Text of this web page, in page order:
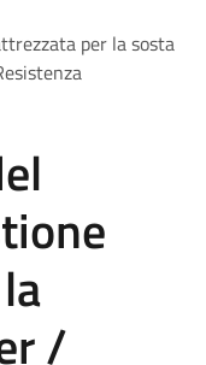
per la sosta
/